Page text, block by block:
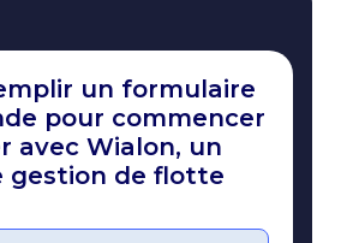
un formulaire
pour commencer
avec Wialon, un
gestion de flotte